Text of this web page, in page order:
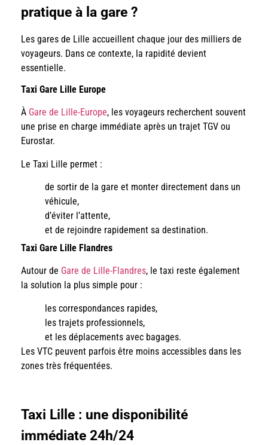
pratique à la gare ?
Les gares de Lille accueillent chaque jour des milliers de
voyageurs. Dans ce contexte, la rapidité devient
essentielle.
Taxi Gare Lille Europe
À Gare de Lille-Europe, les voyageurs recherchent souvent
une prise en charge immédiate après un trajet TGV ou
Eurostar.
Le Taxi Lille permet :
de sortir de la gare et monter directement dans un
véhicule,
d’éviter l’attente,
et de rejoindre rapidement sa destination.
Taxi Gare Lille Flandres
Autour de Gare de Lille-Flandres, le taxi reste également
la solution la plus simple pour :
les correspondances rapides,
les trajets professionnels,
et les déplacements avec bagages.
Les VTC peuvent parfois être moins accessibles dans les
zones très fréquentées.
Taxi Lille : une disponibilité
immédiate 24h/24